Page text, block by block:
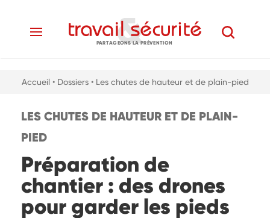
PARTAGEONS LA PRÉVENTION
Accueil • Dossiers • Les chutes de hauteur et de plain-pied
LES CHUTES DE HAUTEUR ET DE PLAIN-
PIED
Préparation de
chantier : des drones
pour garder les pieds